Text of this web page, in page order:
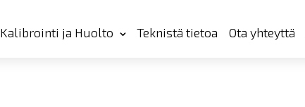
Kalibrointi ja Huolto Teknistä tietoa Ota yhteyttä